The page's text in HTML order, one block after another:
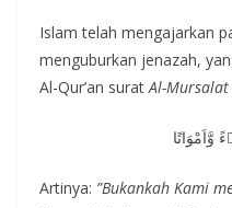
Islam telah mengajarkan
menguburkan jenazah,
Al-Qur’an surat Al-Mursalat
Artinya: ”Bukankah Kami